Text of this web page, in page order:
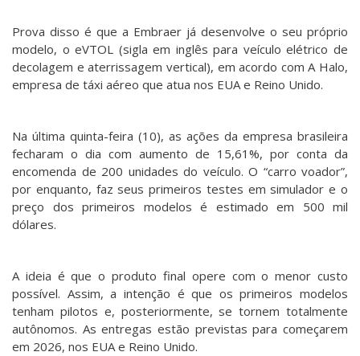
Prova disso é que a Embraer já desenvolve o seu próprio
modelo, o eVTOL (sigla em inglês para veículo elétrico de
decolagem e aterrissagem vertical), em acordo com A Halo,
empresa de táxi aéreo que atua nos EUA e Reino Unido.
Na última quinta-feira (10), as ações da empresa brasileira
fecharam o dia com aumento de 15,61%, por conta da
encomenda de 200 unidades do veículo. O “carro voador”,
por enquanto, faz seus primeiros testes em simulador e o
preço dos primeiros modelos é estimado em 500 mil
dólares.
A ideia é que o produto final opere com o menor custo
possível. Assim, a intenção é que os primeiros modelos
tenham pilotos e, posteriormente, se tornem totalmente
autônomos. As entregas estão previstas para começarem
em 2026, nos EUA e Reino Unido.